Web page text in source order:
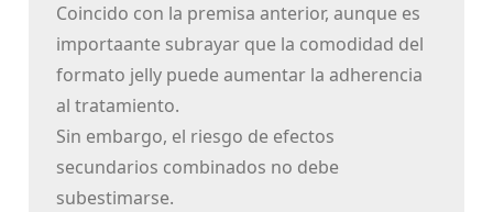
Coincido con la premisa anterior, aunque es
importaante subrayar que la comodidad del
formato jelly puede aumentar la adherencia
al tratamiento.
Sin embargo, el riesgo de efectos
secundarios combinados no debe
subestimarse.